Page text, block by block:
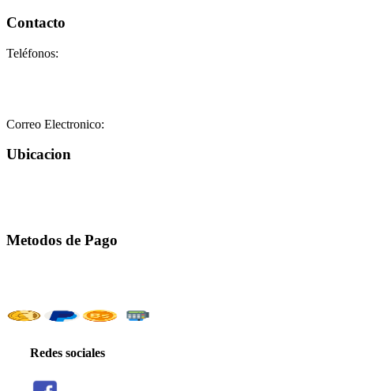
Contacto
Teléfonos:
Correo Electronico:
Ubicacion
Metodos de Pago
Redes sociales